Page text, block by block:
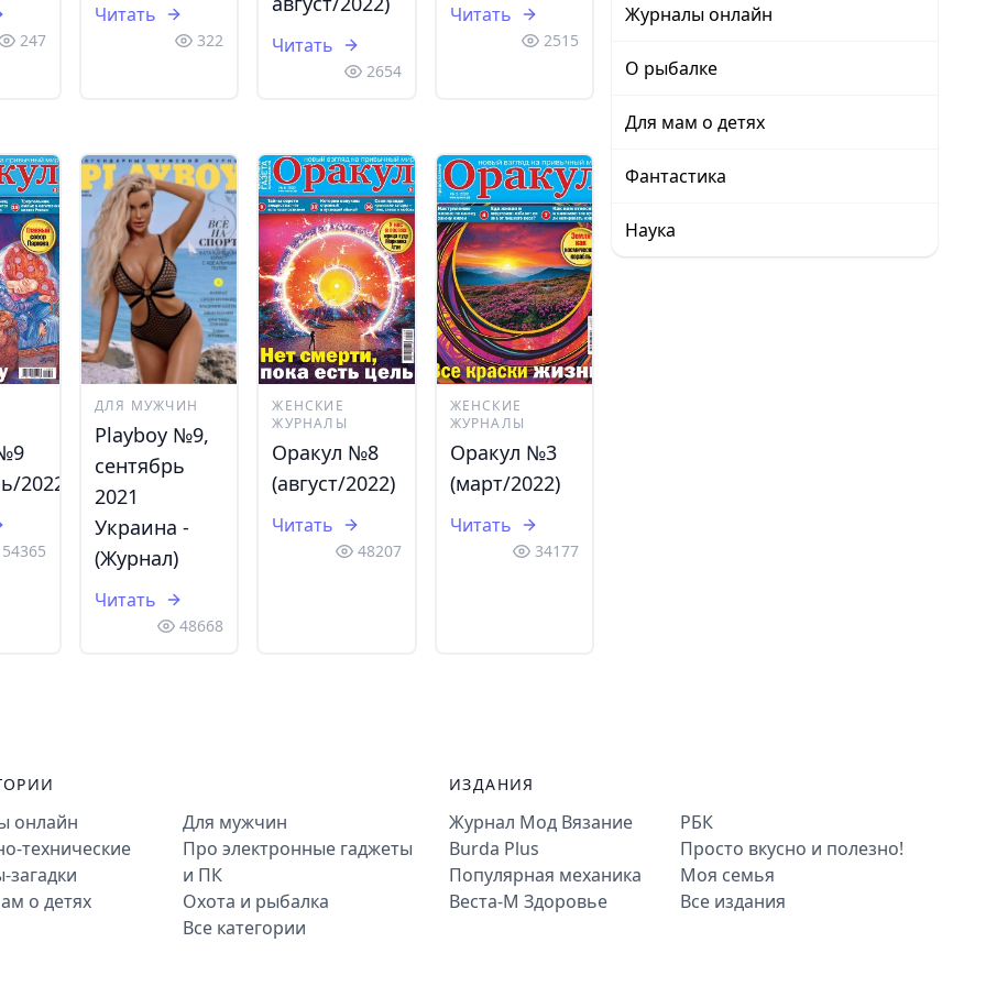
247
Читать
322 Читать
2654
Читать
2515
2022)
54365
ДЛЯ МУЖЧИН
Playboy №9,
сентябрь
2021
Украина -
(Журнал)
Читать
48668
ЖЕНСКИЕ
ЖУРНАЛЫ
Оракул №8
(август/2022)
Читать
48207
ЖЕНСКИЕ
ЖУРНАЛЫ
Оракул №3
(март/2022)
Читать
34177
Журналы онлайн
О рыбалке
Для мам о детях
Фантастика
Наука
онлайн
технические
загадки
о детях
Для мужчин
Про электронные гаджеты
и ПК
Охота и рыбалка
Все категории
ИЗДАНИЯ
Журнал Мод Вязание
Burda Plus
Популярная механика
Веста-М Здоровье
РБК
Просто вкусно и полезно!
Моя семья
Все издания